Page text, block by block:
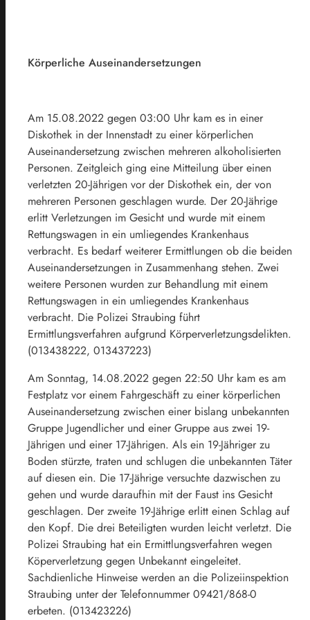
Körperliche Auseinandersetzungen
Am 15.08.2022 gegen 03:00 Uhr kam es in einer
Diskothek in der Innenstadt zu einer körperlichen
Auseinandersetzung zwischen mehreren alkoholisierten
Personen. Zeitgleich ging eine Mitteilung über einen
verletzten 20-Jährigen vor der Diskothek ein, der von
mehreren Personen geschlagen wurde. Der 20-Jährige
erlitt Verletzungen im Gesicht und wurde mit einem
Rettungswagen in ein umliegendes Krankenhaus
verbracht. Es bedarf weiterer Ermittlungen ob die beiden
Auseinandersetzungen in Zusammenhang stehen. Zwei
weitere Personen wurden zur Behandlung mit einem
Rettungswagen in ein umliegendes Krankenhaus
verbracht. Die Polizei Straubing führt
Ermittlungsverfahren aufgrund Körperverletzungsdelikten.
(013438222, 013437223)
Am Sonntag, 14.08.2022 gegen 22:50 Uhr kam es am
Festplatz vor einem Fahrgeschäft zu einer körperlichen
Auseinandersetzung zwischen einer bislang unbekannten
Gruppe Jugendlicher und einer Gruppe aus zwei 19-
Jährigen und einer 17-Jährigen. Als ein 19-Jähriger zu
Boden stürzte, traten und schlugen die unbekannten Täter
auf diesen ein. Die 17-Jährige versuchte dazwischen zu
gehen und wurde daraufhin mit der Faust ins Gesicht
geschlagen. Der zweite 19-Jährige erlitt einen Schlag auf
den Kopf. Die drei Beteiligten wurden leicht verletzt. Die
Polizei Straubing hat ein Ermittlungsverfahren wegen
Köperverletzung gegen Unbekannt eingeleitet.
Sachdienliche Hinweise werden an die Polizeiinspektion
Straubing unter der Telefonnummer 09421/868-0
erbeten. (013423226)